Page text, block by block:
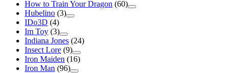
How to Train Your Dragon (60)
Hubelino (3)
IDo3D (4)
Im Toy (3)
Indiana Jones (24)
Insect Lore (9)
Iron Maiden (16)
Iron Man (96)